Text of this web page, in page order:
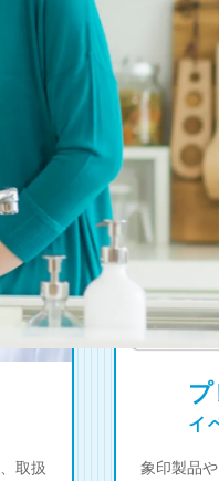
取扱
イ
象印製品